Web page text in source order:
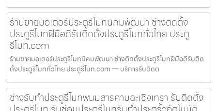
ร้านขายมอเตอร์ประตูรีโมทนิคมพัฒนา ช่างติดตั้ง
ประตูรีโมทฝีมือดีรับติดตั้งประตูรีโมททั่วไทย ประตู
รีโมท.com
ร้านขายมอเตอร์ประตูรีโมทนิคมพัฒนา ช่างติดตั้งประตูรีโมทฝีมือดีรับติด
ตั้งประตูรีโมททั่วไทย ประตูรีโมท.com — บริการรับติดต
ช่างรับทำประตูรีโมทพนมสารคามฉะเชิงเทรา รับติดตั้ง